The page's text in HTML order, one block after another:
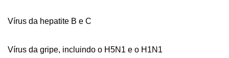
Vírus da hepatite B e C
Vírus da gripe, incluindo o H5N1 e o H1N1